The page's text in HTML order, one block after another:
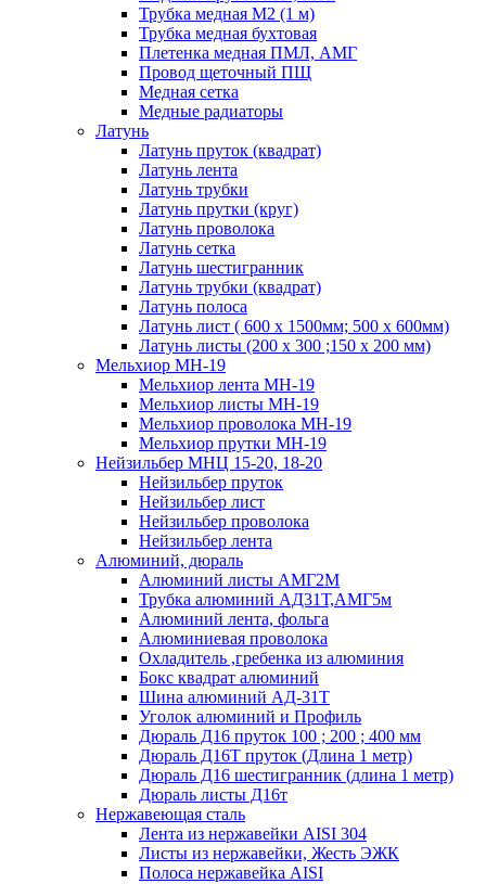
Трубка медная М2 (1 м)
Трубка медная бухтовая
Плетенка медная ПМЛ, АМГ
Провод щеточный ПЩ
Медная сетка
Медные радиаторы
Латунь
Латунь пруток (квадрат)
Латунь лента
Латунь трубки
Латунь прутки (круг)
Латунь проволока
Латунь сетка
Латунь шестигранник
Латунь трубки (квадрат)
Латунь полоса
Латунь лист ( 600 х 1500мм; 500 х 600мм)
Латунь листы (200 х 300 ;150 х 200 мм)
Мельхиор МН-19
Мельхиор лента МН-19
Мельхиор листы МН-19
Мельхиор проволока МН-19
Мельхиор прутки МН-19
Нейзильбер МНЦ 15-20, 18-20
Нейзильбер пруток
Нейзильбер лист
Нейзильбер проволока
Нейзильбер лента
Алюминий, дюраль
Алюминий листы АМГ2М
Трубка алюминий АД31Т,АМГ5м
Алюминий лента, фольга
Алюминиевая проволока
Охладитель ,гребенка из алюминия
Бокс квадрат алюминий
Шина алюминий АД-31Т
Уголок алюминий и Профиль
Дюраль Д16 пруток 100 ; 200 ; 400 мм
Дюраль Д16Т пруток (Длина 1 метр)
Дюраль Д16 шестигранник (длина 1 метр)
Дюраль листы Д16т
Нержавеющая сталь
Лента из нержавейки AISI 304
Листы из нержавейки, Жесть ЭЖК
Полоса нержавейка АISI